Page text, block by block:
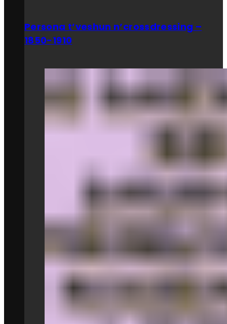
Persona t’veshun n’crossdressing –
1850-1910